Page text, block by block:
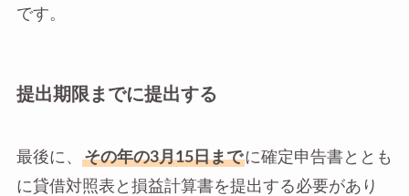
です。
提出期限までに提出する
最後に、 その年の3月15日までに確定申告書ととも
に貸借対照表と損益計算書を提出する必要があり